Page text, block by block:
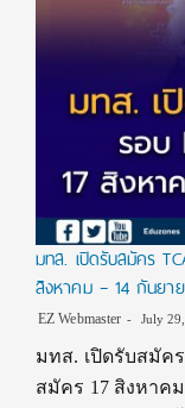
มทส. เปิดรับสมัคร
สิงหาคม – 14 กันยา
EZ Webmaster July
มทส. เปิดรับสมัคร
สมัคร 17 สิงหาคม